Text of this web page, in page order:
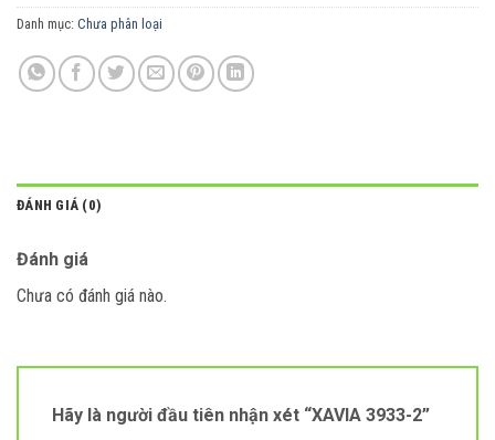
Danh mục: Chưa phân loại
ĐÁNH GIÁ (0)
Đánh giá
Chưa có đánh giá nào.
Hãy là người đầu tiên nhận xét “XAVIA 3933-2”